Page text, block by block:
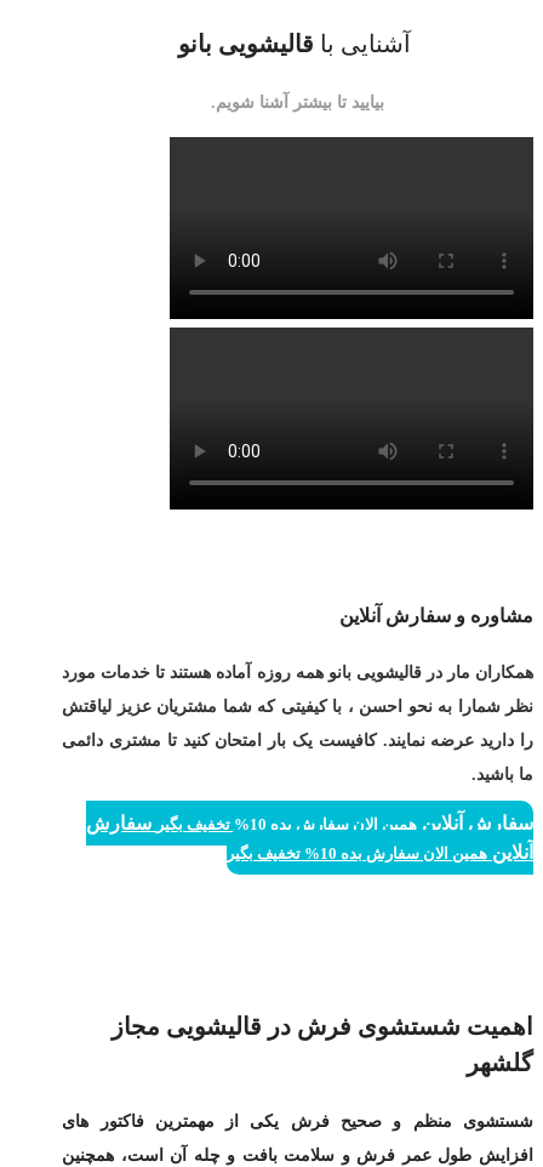
آشنایی با قالیشویی بانو
بیایید تا بیشتر آشنا شویم.
مشاوره و سفارش آنلاین
همکاران مار در قالیشویی بانو همه روزه آماده هستند تا خدمات مورد
نظر شمارا به نحو احسن ، با کیفیتی که شما مشتریان عزیز لیاقتش
را دارید عرضه نمایند. کافیست یک بار امتحان کنید تا مشتری دائمی
ما باشید.
سفارش آنلاین همین الان سفارش بده 10% تخفیف بگیر
سفارش
آنلاین همین الان سفارش بده 10% تخفیف بگیر
اهمیت شستشوی فرش در قالیشویی مجاز
گلشهر
شستشوی منظم و صحیح فرش یکی از مهمترین فاکتور های
افزایش طول عمر فرش و سلامت بافت و چله آن است، همچنین